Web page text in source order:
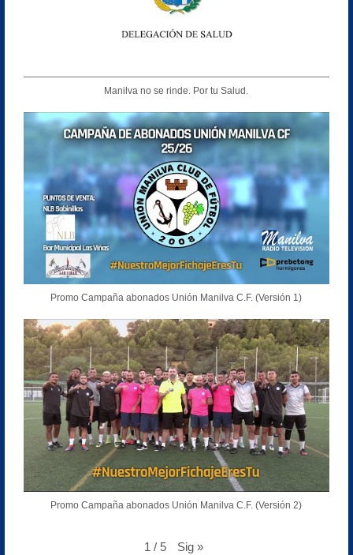
Manilva no se rinde. Por tu Salud.
Promo Campaña abonados Unión Manilva C.F. (Versión 1)
Promo Campaña abonados Unión Manilva C.F. (Versión 2)
1 / 5 Sig »